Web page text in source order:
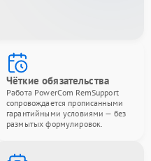
Чёткие обязательства
Работа PowerCom RemSupport
сопровождается прописанными
гарантийными условиями — без
размытых формулировок.